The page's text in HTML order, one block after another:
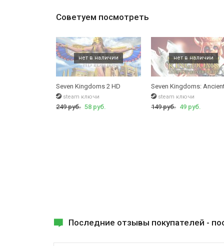
Советуем посмотреть
Seven Kingdoms 2 HD
steam ключи
249 руб. 58 руб.
Seven Kingdoms:
steam ключи
149 руб. 49 руб.
Последние отзывы покупателей -